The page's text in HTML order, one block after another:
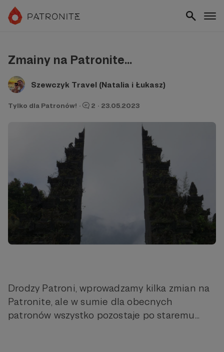
Zmainy na Patronite...
Szewczyk Travel (Natalia i Łukasz)
Tylko dla Patronów! · 2 · 23.05.2023
Drodzy Patroni, wprowadzamy kilka zmian na
Patronite, ale w sumie dla obecnych
patronów wszystko pozostaje po staremu...